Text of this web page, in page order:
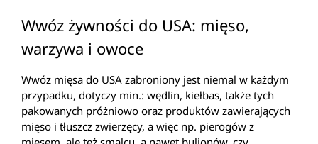
Wwóz żywności do USA: mięso,
warzywa i owoce
Wwóz mięsa do USA zabroniony jest niemal w każdym
przypadku, dotyczy min.: wędlin, kiełbas, także tych
pakowanych próżniowo oraz produktów zawierających
mięso i tłuszcz zwierzęcy, a więc np. pierogów z